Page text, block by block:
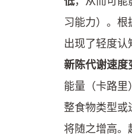
习能力）。
出现了轻度认
新陈代谢速度
能量（卡路里
整食物类型或
将随之增高。